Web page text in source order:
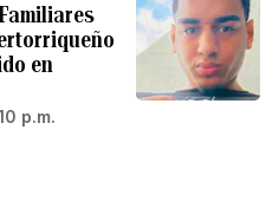
en
p.m.